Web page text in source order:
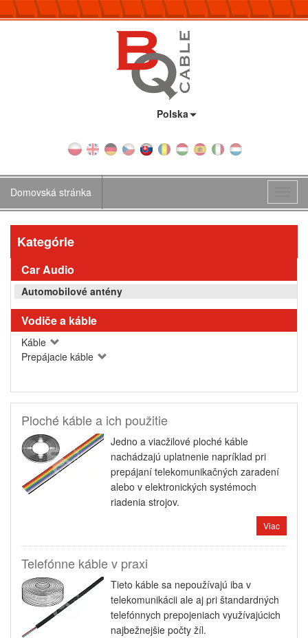
Polska
Domovská stránka
Kategórie
Car Audio
Automobilové antény
Vodiče a káble
Káble
Prepájacie káble
Ploché káble a ich použitie
Jedno a viacžilové ploché káble
nachádzajú uplatnenie napríklad pri
prepájaní telekomunikačných zaradení
alebo v elektronických systémoch
riadenia strojov.
Viac
Telefónne káble v praxi
Tieto káble sa nepoužívajú iba v
telekomunikácii ale aj pri štandardných
telefónnych prepojeniach využívajúcich
najbežnejšie počty žíl.